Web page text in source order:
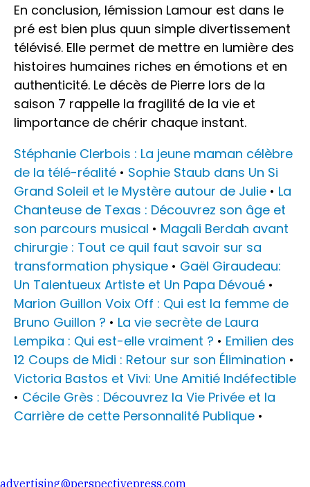
En conclusion, lémission Lamour est dans le
pré est bien plus quun simple divertissement
télévisé. Elle permet de mettre en lumière des
histoires humaines riches en émotions et en
authenticité. Le décès de Pierre lors de la
saison 7 rappelle la fragilité de la vie et
limportance de chérir chaque instant.
Stéphanie Clerbois : La jeune maman célèbre
de la télé-réalité • Sophie Staub dans Un Si
Grand Soleil et le Mystère autour de Julie • La
Chanteuse de Texas : Découvrez son âge et
son parcours musical • Magali Berdah avant
chirurgie : Tout ce quil faut savoir sur sa
transformation physique • Gaël Giraudeau:
Un Talentueux Artiste et Un Papa Dévoué •
Marion Guillon Voix Off : Qui est la femme de
Bruno Guillon ? • La vie secrète de Laura
Lempika : Qui est-elle vraiment ? • Emilien des
12 Coups de Midi : Retour sur son Élimination •
Victoria Bastos et Vivi: Une Amitié Indéfectible
• Cécile Grès : Découvrez la Vie Privée et la
Carrière de cette Personnalité Publique •
advertising@perspectivepress.com